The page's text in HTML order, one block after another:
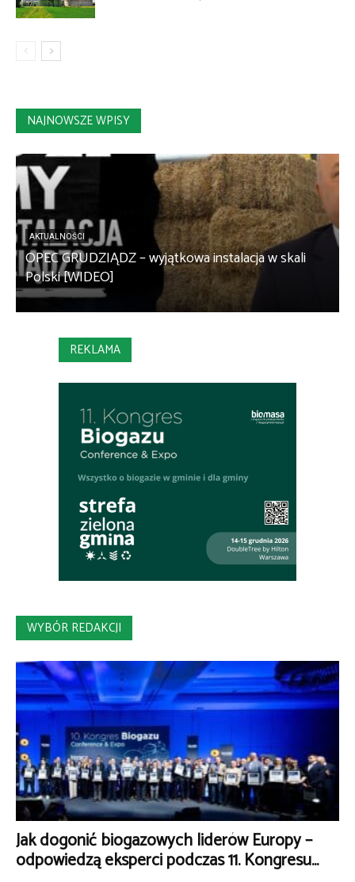
NAJNOWSZE WPISY
AKTUALNOŚCI
OPEC GRUDZIĄDZ – wyjątkowa instalacja w skali
Polski [WIDEO]
REKLAMA
WYBÓR REDAKCJI
Jak dogonić biogazowych liderów Europy –
odpowiedzą eksperci podczas 11. Kongresu...